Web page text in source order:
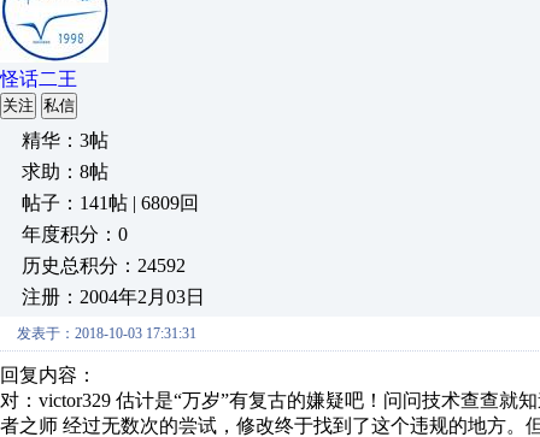
怪话二王
关注 私信
精华：3帖
求助：8帖
帖子：141帖 | 6809回
年度积分：0
历史总积分：24592
注册：2004年2月03日
发表于：2018-10-03 17:31:31
回复内容：
对：victor329 估计是“万岁”有复古的嫌疑吧！问问技术查查
者之师 经过无数次的尝试，修改终于找到了这个违规的地方